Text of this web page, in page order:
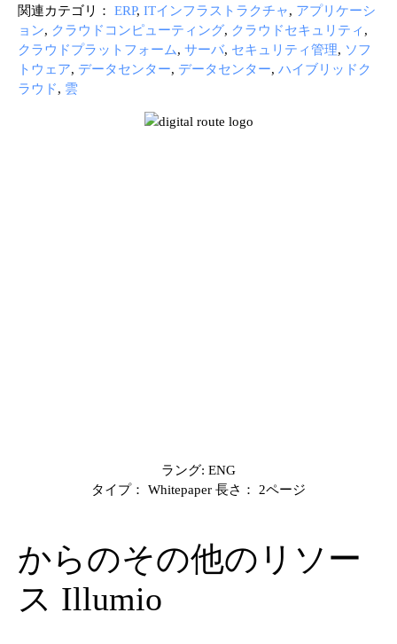
関連カテゴリ： ERP, ITインフラストラクチャ, アプリケーシ
ョン, クラウドコンピューティング, クラウドセキュリティ ,
クラウドプラットフォーム, サーバ, セキュリティ管理, ソフ
トウェア, データセンター, データセンター, ハイブリッドク
ラウド, 雲
ラング: ENG
タイプ： Whitepaper 長さ： 2ページ
からのその他のリソー
ス Illumio